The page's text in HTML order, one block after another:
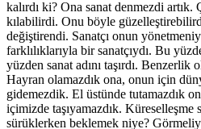
kalırdı ki? Ona sanat denmezdi
kılabilirdi. Onu böyle
değiştirendi. Sanatçı onun
farklılıklarıyla bir sanatçıydı. Bu
yüzden sanat adını taşırdı. Benzerlik
Hayran olamazdık ona, onun için
gidemezdik. El üstünde tutamazdık
içimizde taşıyamazdık. Küreselleşme
sürüklerken beklemek niye?